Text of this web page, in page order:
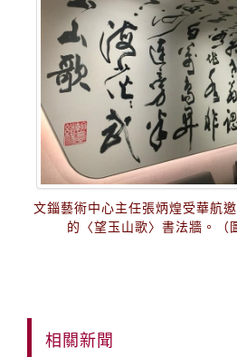
文錙藝術中心主任張炳煌受華航
的〈望玉山歌〉書法牆。（
相關新聞